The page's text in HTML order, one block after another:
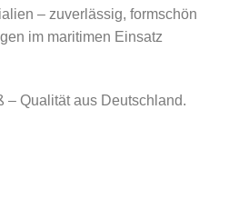
– zuverlässig, formschön
im maritimen Einsatz
– Qualität aus Deutschland.